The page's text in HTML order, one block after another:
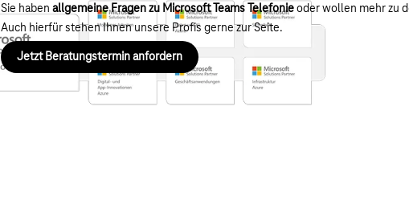
Sie haben allgemeine Fragen zu Microsoft Teams Telefonieoder wollen mehr zu
Auch hierfür stehen Ihnen unsere Profis gerne zur Seite.
Jetzt Beratungstermin anfordern